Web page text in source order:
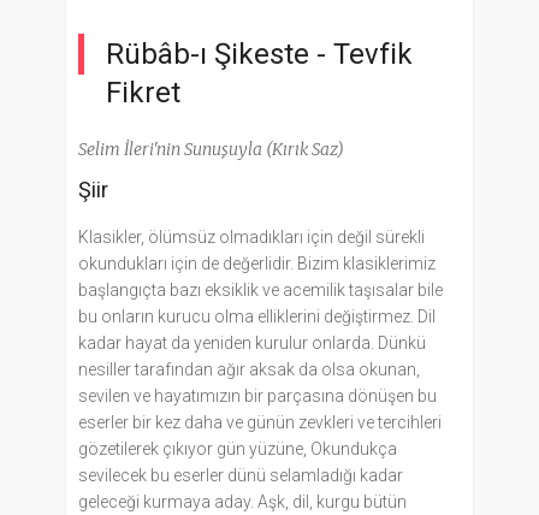
Rübâb-ı Şikeste - Tevfik
Fikret
Selim İleri'nin Sunuşuyla (Kırık Saz)
Şiir
Klasikler, ölümsüz olmadıkları için değil sürekli
okundukları için de değerlidir. Bizim klasiklerimiz
başlangıçta bazı eksiklik ve acemilik taşısalar bile
bu onların kurucu olma elliklerini değiştirmez. Dil
kadar hayat da yeniden kurulur onlarda. Dünkü
nesiller tarafından ağır aksak da olsa okunan,
sevilen ve hayatımızın bir parçasına dönüşen bu
eserler bir kez daha ve günün zevkleri ve tercihleri
gözetilerek çıkıyor gün yüzüne, Okundukça
sevilecek bu eserler dünü selamladığı kadar
geleceği kurmaya aday. Aşk, dil, kurgu bütün